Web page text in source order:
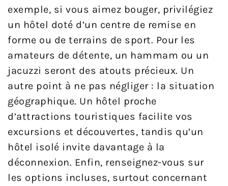
exemple, si vous aimez bouger, privilégiez
un hôtel doté d’un centre de remise en
forme ou de terrains de sport. Pour les
amateurs de détente, un hammam ou un
jacuzzi seront des atouts précieux. Un
autre point à ne pas négliger : la situation
géographique. Un hôtel proche
d’attractions touristiques facilite vos
excursions et découvertes, tandis qu’un
hôtel isolé invite davantage à la
déconnexion. Enfin, renseignez-vous sur
les options incluses, surtout concernant